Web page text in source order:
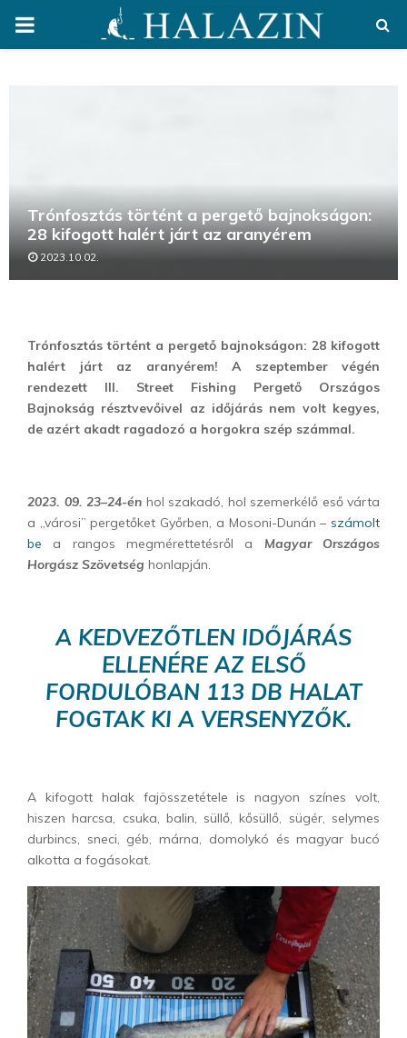
PRIMARY
Trónfosztás történt a pergető bajnokságon:
28 kifogott halért járt az aranyérem
2023.10.02.
Trónfosztás történt a pergető bajnokságon: 28 kifogott
halért járt az aranyérem! A szeptember végén
rendezett III. Street Fishing Pergető Országos
Bajnokság résztvevőivel az időjárás nem volt kegyes,
de azért akadt ragadozó a horgokra szép számmal.
2023. 09. 23–24-én hol szakadó, hol szemerkélő eső várta
a „városi” pergetőket Győrben, a Mosoni-Dunán – számolt
be a rangos megmérettetésről a Magyar Országos
Horgász Szövetség honlapján.
A KEDVEZŐTLEN IDŐJÁRÁS
ELLENÉRE AZ ELSŐ
FORDULÓBAN 113 DB HALAT
FOGTAK KI A VERSENYZŐK.
A kifogott halak fajösszetétele is nagyon színes volt,
hiszen harcsa, csuka, balin, süllő, kősüllő, sügér, selymes
durbincs, sneci, géb, márna, domolykó és magyar bucó
alkotta a fogásokat.